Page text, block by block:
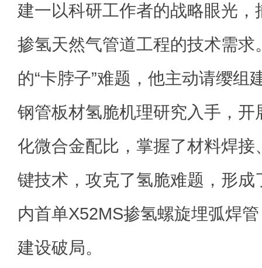
建一以科研工作者的战略眼光
掺氢天然气管道工程的技术需求
的“卡脖子”难题，他主动请缨组
钢管板材氢脆机理研究入手，开
化微合金配比，掌握了材料焊接
键技术，攻克了氢脆难题，形成
内首单X52MS掺氢螺旋埋弧焊
建设破局。